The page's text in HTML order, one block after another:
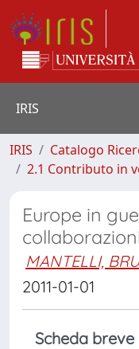
IRIS
IRIS Catalogo
2.1 Contributo in
Europe in
MANTELLI,
2011-01-01
Scheda breve